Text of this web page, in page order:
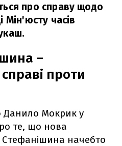
про справу щодо
Мін'юсту часів
–
проти
Данило Мокрик у
те, що нова
Стефанішина начебто